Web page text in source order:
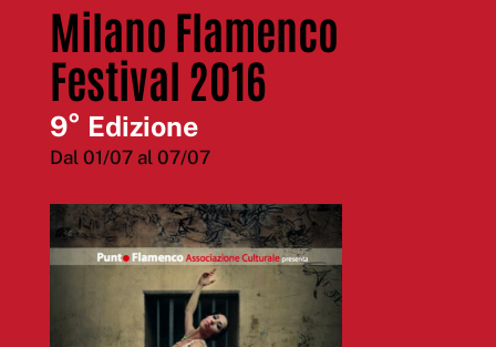
Milano Flamenco
Festival 2016
9° Edizione
Dal 01/07 al 07/07